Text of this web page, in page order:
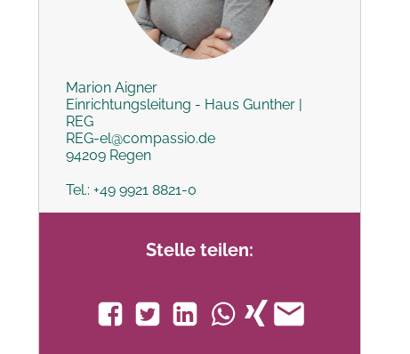
Marion Aigner
Einrichtungsleitung - Haus Gunther |
REG
REG-el@compassio.de
94209 Regen
Tel.: +49 9921 8821-0
Stelle teilen: